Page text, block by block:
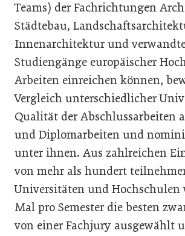
Teams) der Fachrichtungen
Städtebau,
Innenarchitektur und
Studiengänge europäischer
Arbeiten einreichen können,
Vergleich unterschiedlicher
Qualität der Abschlussarbeiten
und Diplomarbeiten und
unter ihnen. Aus zahlreichen
von mehr als hundert
Universitäten und Hochschulen
Mal pro Semester die besten
von einer Fachjury ausgewählt